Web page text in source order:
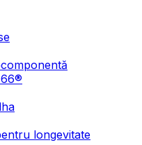
longevitate